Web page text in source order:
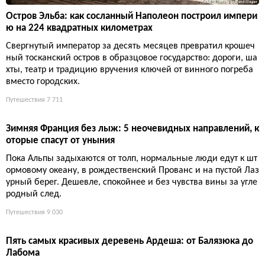
Зимняя Франция без лыж: 5 неочевидных направлений, к
оторые спасут от уныния
Пока Альпы задыхаются от толп, нормальные люди едут к шт
ормовому океану, в рождественский Прованс и на пустой Лаз
урный берег. Дешевле, спокойнее и без чувства вины за угле
родный след.